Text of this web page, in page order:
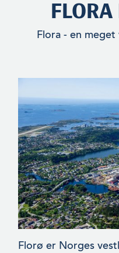
Flora - en
Florø er Norges